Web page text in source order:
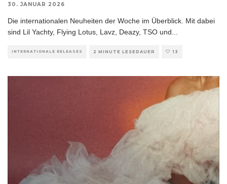
30. JANUAR 2026
Die internationalen Neuheiten der Woche im Überblick. Mit dabei
sind Lil Yachty, Flying Lotus, Lavz, Deazy, TSO und
INTERNATIONALE RELEASES 2 MINUTE LESEDAUER 13